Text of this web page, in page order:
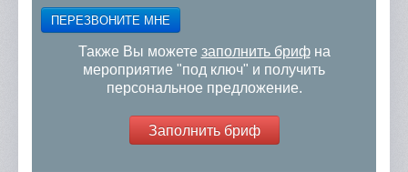
ПЕРЕЗВОНИТЕ МНЕ
Также Вы можете заполнить брифна
мероприятие "под ключ" и получить
персональное предложение.
Заполнить бриф